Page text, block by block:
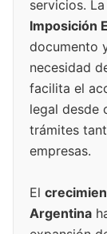
servicios.
Imposición
documento
necesidad
facilita el
legal desde
trámites
empresas.
El
Argentina